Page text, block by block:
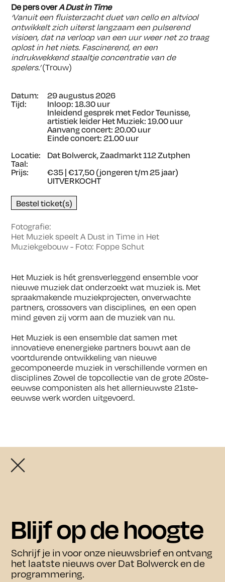
De pers overA Dust in Time
‘Vanuit een fluisterzacht duet van cello en altviool
ontwikkelt zich uiterst langzaam een pulserend
visioen, dat na verloop van een uur weer net zo traag
oplost in het niets. Fascinerend, en een
indrukwekkend staaltje concentratie van de
spelers.’(Trouw)
Datum: 29 augustus 2026
Tijd: Inloop: 18.30 uur
Inleidend gesprek met Fedor Teunisse,
artistiek leider Het Muziek: 19.00 uur
Aanvang concert: 20.00 uur
Einde concert: 21.00 uur
Locatie:
Dat Bolwerck, Zaadmarkt 112 Zutphen
Taal:
Prijs: €35 | €17,50 (jongeren t/m 25 jaar)
UITVERKOCHT
Bestel ticket(s)
Fotografie:
Het Muziek speelt A Dust in Time in Het
Muziekgebouw - Foto: Foppe Schut
Het Muziek is hét grensverleggend ensemble voor
nieuwe muziek dat onderzoekt wat muziek is. Met
spraakmakende muziekprojecten, onverwachte
partners, crossovers van disciplines, en een open
mind geven zij vorm aan de muziek van nu.
Het Muziek is een ensemble dat samen met
innovatieve enenergieke partners bouwt aan de
voortdurende ontwikkeling van nieuwe
gecomponeerde muziek in verschillende vormen en
disciplines Zowel de topcollectie van de grote 20ste-
eeuwse componisten als het allernieuwste 21ste-
eeuwse werk worden uitgevoerd.
Blijf op de hoogte
Schrijf je in voor onze nieuwsbrief en ontvang
het laatste nieuws over Dat Bolwerck en de
programmering.
Bezoek
Over ons
De exposities zijn vrij toegankelijk van donderdag t/m
Bezoek